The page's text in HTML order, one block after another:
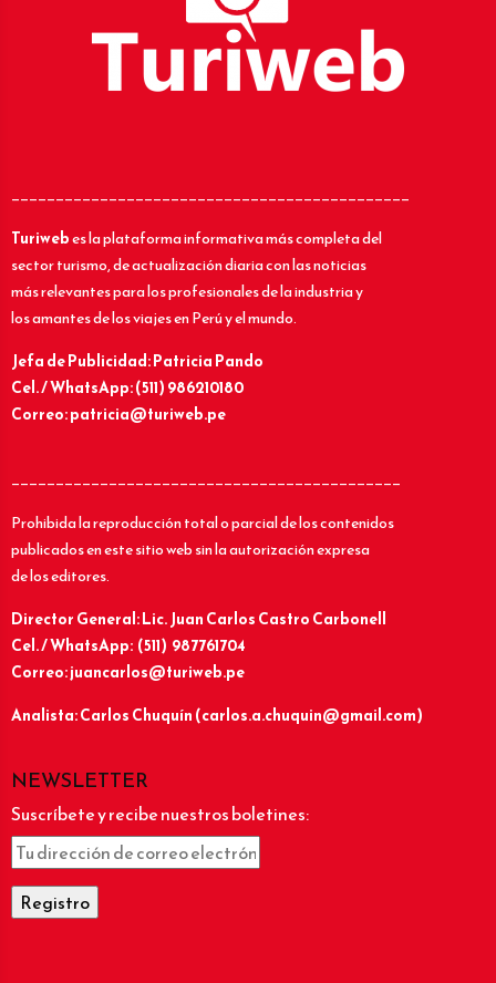
_____________________________________________
Turiwebes la plataforma informativa más completa del
sector turismo, de actualización diaria con las noticias
más relevantes para los profesionales de la industria y
los amantes de los viajes en Perú y el mundo.
Jefa de Publicidad: Patricia Pando
Cel. / WhatsApp: (511) 986210180
Correo: patricia@turiweb.pe
____________________________________________
Prohibida la reproducción total o parcial de los contenidos
publicados en este sitio web sin la autorización expresa
de los editores.
Director General: Lic.Juan Carlos Castro Carbonell
Cel. / WhatsApp: (511) 987761704
Correo: juancarlos@turiweb.pe
Analista: Carlos Chuquín (carlos.a.chuquin@gmail.com)
NEWSLETTER
Suscríbete y recibe nuestros boletines: